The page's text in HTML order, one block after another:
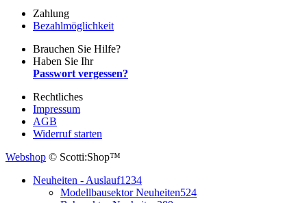
Zahlung
Bezahlmöglichkeit
Brauchen Sie Hilfe?
Haben Sie Ihr
Passwort vergessen?
Rechtliches
Impressum
AGB
Widerruf starten
Webshop © Scotti:Shop™
Neuheiten - Auslauf1234
Modellbausektor Neuheiten524